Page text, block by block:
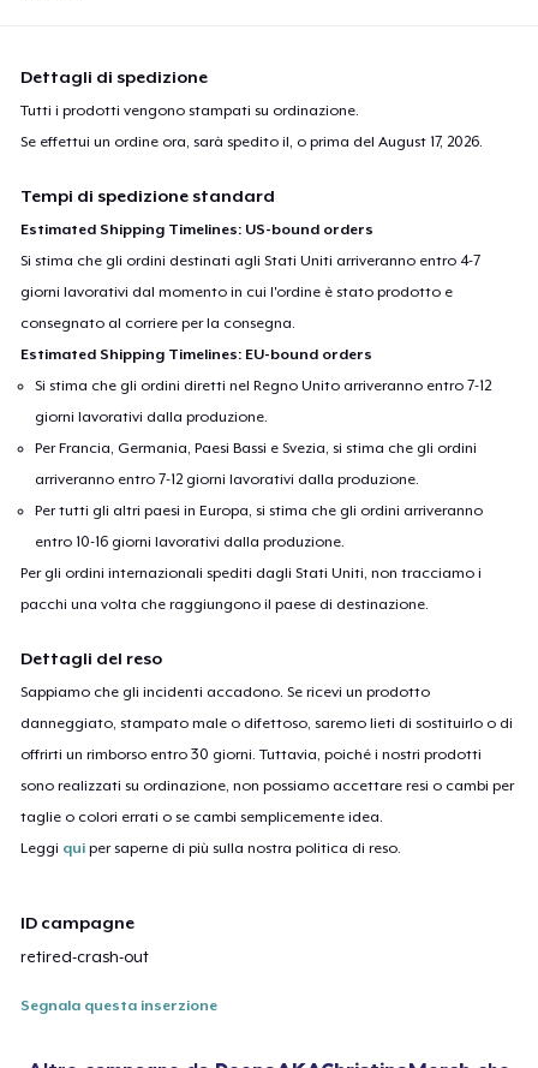
Dettagli di spedizione
Tutti i prodotti vengono stampati su ordinazione.
Se effettui un ordine ora, sarà spedito il, o prima delAugust 17, 2026.
Tempi di spedizione standard
Estimated Shipping Timelines: US-bound orders
Si stima che gli ordini destinati agli Stati Uniti arriveranno entro 4-7
giorni lavorativi dal momento in cui l'ordine è stato prodotto e
consegnato al corriere per la consegna.
Estimated Shipping Timelines: EU-bound orders
Si stima che gli ordini diretti nel Regno Unito arriveranno entro 7-12
giorni lavorativi dalla produzione.
Per Francia, Germania, Paesi Bassi e Svezia, si stima che gli ordini
arriveranno entro 7-12 giorni lavorativi dalla produzione.
Per tutti gli altri paesi in Europa, si stima che gli ordini arriveranno
entro 10-16 giorni lavorativi dalla produzione.
Per gli ordini internazionali spediti dagli Stati Uniti, non tracciamo i
pacchi una volta che raggiungono il paese di destinazione.
Dettagli del reso
Sappiamo che gli incidenti accadono. Se ricevi un prodotto
danneggiato, stampato male o difettoso, saremo lieti di sostituirlo o di
offrirti un rimborso entro 30 giorni. Tuttavia, poiché i nostri prodotti
sono realizzati su ordinazione, non possiamo accettare resi o cambi per
taglie o colori errati o se cambi semplicemente idea.
Leggi qui per saperne di più sulla nostra politica di reso.
ID campagne
retired-crash-out
Segnala questa inserzione